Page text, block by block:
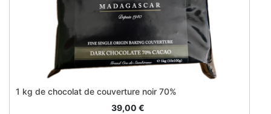
1 kg de chocolat de couverture noir 70%
39,00 €